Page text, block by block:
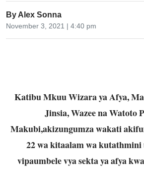
By Alex Sonna
November 3, 2021 | 4:40 pm
Katibu Mkuu Wizara ya Afya,
Jinsia, Wazee na Watoto
Makubi,akizungumza wakati
22 wa kitaalam wa kutathmini
vipaumbele vya sekta ya afya